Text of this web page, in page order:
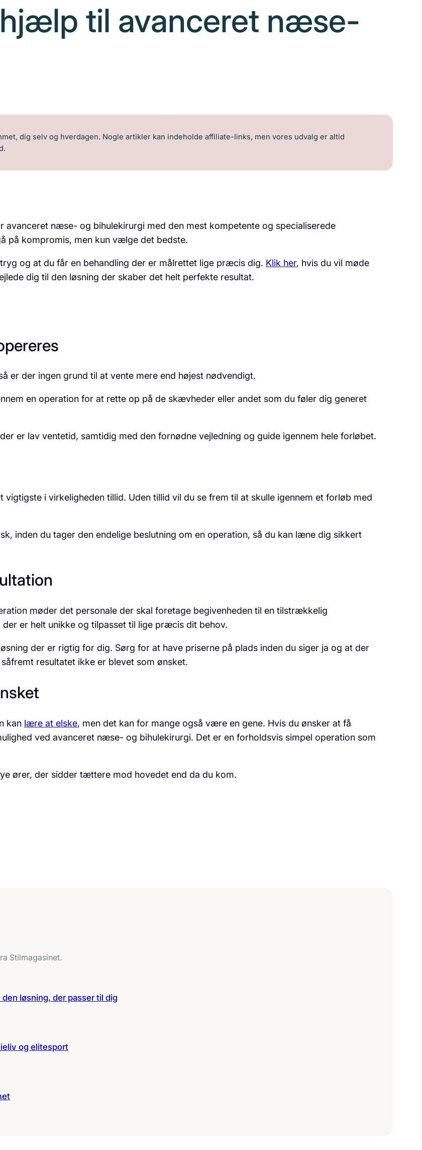
til avanceret næse-
dig selv og hverdagen. Nogle artikler kan indeholde affiliate-links, men vores udvalg er altid
næse- og bihulekirurgi med den mest kompetente og specialiserede
på kompromis, men kun vælge det bedste.
og at du får en behandling der er målrettet lige præcis dig. Klik her, hvis du vil møde
dig til den løsning der skaber det helt perfekte resultat.
er der ingen grund til at vente mere end højest nødvendigt.
en operation for at rette op på de skævheder eller andet som du føler dig generet
er lav ventetid, samtidig med den fornødne vejledning og guide igennem hele forløbet.
i virkeligheden tillid. Uden tillid vil du se frem til at skulle igennem et forløb med
inden du tager den endelige beslutning om en operation, så du kan læne dig sikkert
møder det personale der skal foretage begivenheden til en tilstrækkelig
er helt unikke og tilpasset til lige præcis dit behov.
der er rigtig for dig. Sørg for at have priserne på plads inden du siger ja og at der
resultatet ikke er blevet som ønsket.
kan lære at elske, men det kan for mange også være en gene. Hvis du ønsker at få
ved avanceret næse- og bihulekirurgi. Det er en forholdsvis simpel operation som
ører, der sidder tættere mod hovedet end da du kom.
Stilmagasinet.
løsning, der passer til dig
og elitesport